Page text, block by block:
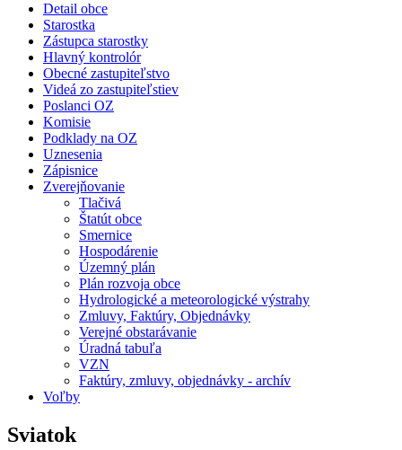
Detail obce
Starostka
Zástupca starostky
Hlavný kontrolór
Obecné zastupiteľstvo
Videá zo zastupiteľstiev
Poslanci OZ
Komisie
Podklady na OZ
Uznesenia
Zápisnice
Zverejňovanie
Tlačivá
Štatút obce
Smernice
Hospodárenie
Územný plán
Plán rozvoja obce
Hydrologické a meteorologické výstrahy
Zmluvy, Faktúry, Objednávky
Verejné obstarávanie
Úradná tabuľa
VZN
Faktúry, zmluvy, objednávky - archív
Voľby
Sviatok